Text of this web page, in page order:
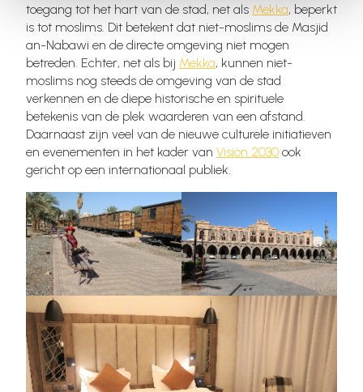
toegang tot het hart van de stad, net als Mekka, beperkt
is tot moslims. Dit betekent dat niet-moslims de Masjid
an-Nabawi en de directe omgeving niet mogen
betreden. Echter, net als bij Mekka, kunnen niet-
moslims nog steeds de omgeving van de stad
verkennen en de diepe historische en spirituele
betekenis van de plek waarderen van een afstand.
Daarnaast zijn veel van de nieuwe culturele initiatieven
en evenementen in het kader van Vision 2030 ook
gericht op een internationaal publiek.